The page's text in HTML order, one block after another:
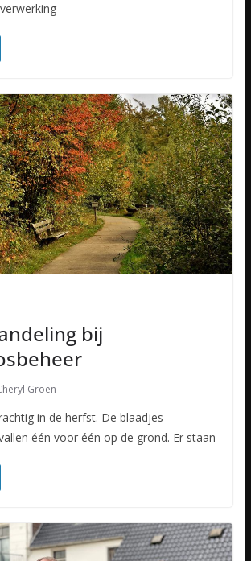
bij
Groen
in de herfst. De blaadjes
één voor één op de grond. Er staan